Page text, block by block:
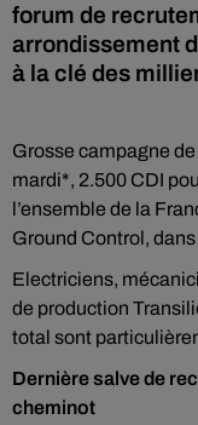
forum de
arrondissement
à la clé des
Grosse campagne
mardi*, 2.500 CDI
l’ensemble de la
Ground Control, dans
Electriciens,
de production
total sont
Dernière salve de
cheminot